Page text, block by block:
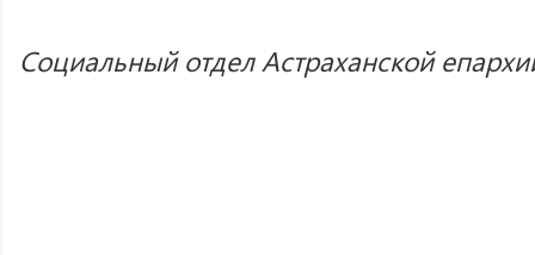
Социальный отдел Астраханской